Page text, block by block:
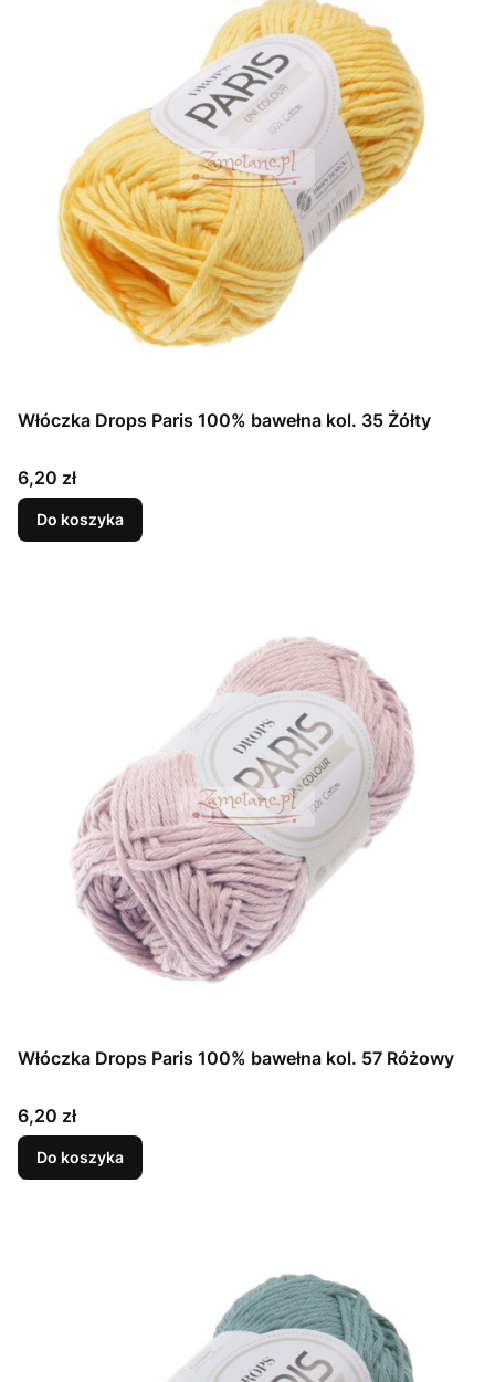
Włóczka Drops Paris 100% bawełna kol. 35 Żółty
Cena
6,20 zł
Do koszyka
Włóczka Drops Paris 100% bawełna kol. 57 Różowy
Cena
6,20 zł
Do koszyka